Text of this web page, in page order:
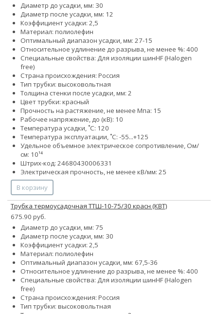
Диаметр до усадки, мм: 30
Диаметр после усадки, мм: 12
Коэффициент усадки: 2,5
Материал: полиолефин
Оптимальный диапазон усадки, мм: 27-15
Относительное удлинение до разрыва, не менее %: 400
Специальные свойства: Для изоляции шинHF (Halogen
free)
Страна происхождения: Россия
Тип трубки: высоковольтная
Толщина стенки после усадки, мм: 2
Цвет трубки: красный
Прочность на растяжение, не менее Мпа: 15
Рабочее напряжение, до (кВ): 10
Температура усадки, ˚С: 120
Температура эксплуатации, ˚С: -55...+125
Удельное объемное электрическое сопротивление, Ом/
см: 10¹⁴
Штрих-код: 24680430006331
Электрическая прочность, не менее кВ/мм: 25
В корзину
Трубка термоусадочная ТТШ-10-75/30 красн (КВТ)
675.90 руб.
Диаметр до усадки, мм: 75
Диаметр после усадки, мм: 30
Коэффициент усадки: 2,5
Материал: полиолефин
Оптимальный диапазон усадки, мм: 67,5-36
Относительное удлинение до разрыва, не менее %: 400
Специальные свойства: Для изоляции шинHF (Halogen
free)
Страна происхождения: Россия
Тип трубки: высоковольтная